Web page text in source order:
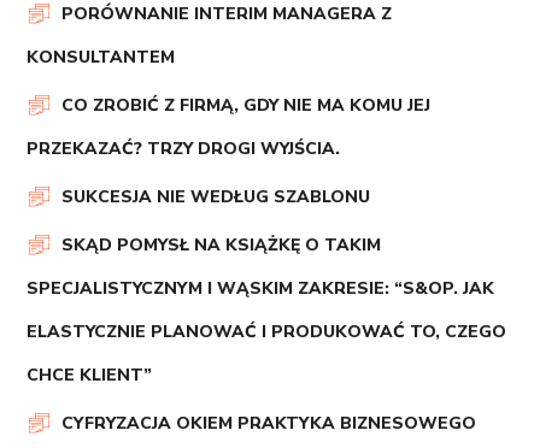
PORÓWNANIE INTERIM MANAGERA Z
KONSULTANTEM
CO ZROBIĆ Z FIRMĄ, GDY NIE MA KOMU JEJ
PRZEKAZAĆ? TRZY DROGI WYJŚCIA.
SUKCESJA NIE WEDŁUG SZABLONU
SKĄD POMYSŁ NA KSIĄŻKĘ O TAKIM
SPECJALISTYCZNYM I WĄSKIM ZAKRESIE: “S&OP. JAK
ELASTYCZNIE PLANOWAĆ I PRODUKOWAĆ TO, CZEGO
CHCE KLIENT”
CYFRYZACJA OKIEM PRAKTYKA BIZNESOWEGO